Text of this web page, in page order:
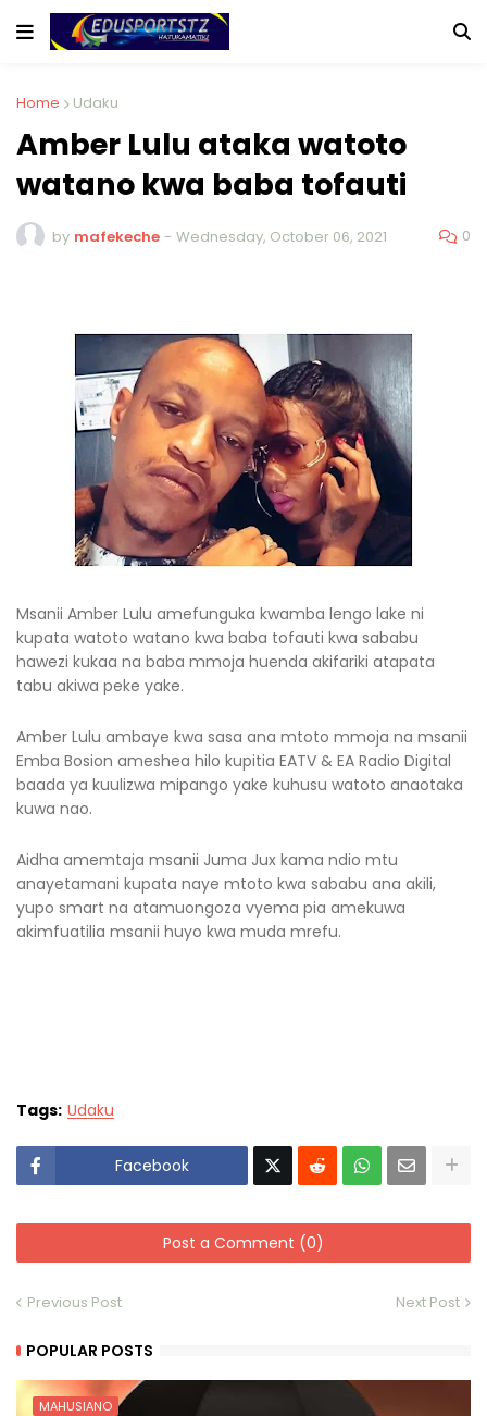
Home Udaku
Amber Lulu ataka watoto
watano kwa baba tofauti
by mafekeche - Wednesday, October 06, 2021 0
Msanii Amber Lulu amefunguka kwamba lengo lake ni
kupata watoto watano kwa baba tofauti kwa sababu
hawezi kukaa na baba mmoja huenda akifariki atapata
tabu akiwa peke yake.
Amber Lulu ambaye kwa sasa ana mtoto mmoja na msanii
Emba Bosion ameshea hilo kupitia EATV & EA Radio Digital
baada ya kuulizwa mipango yake kuhusu watoto anaotaka
kuwa nao.
Aidha amemtaja msanii Juma Jux kama ndio mtu
anayetamani kupata naye mtoto kwa sababu ana akili,
yupo smart na atamuongoza vyema pia amekuwa
akimfuatilia msanii huyo kwa muda mrefu.
Tags: Udaku
Facebook
Post a Comment (0)
Previous Post Next Post
POPULAR POSTS
MAHUSIANO